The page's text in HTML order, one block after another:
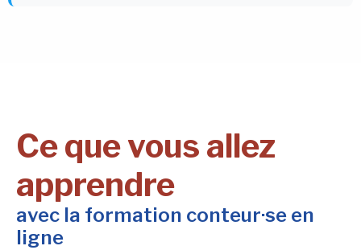
Ce que vous allez
apprendre
avec la formation conteur·se en
ligne